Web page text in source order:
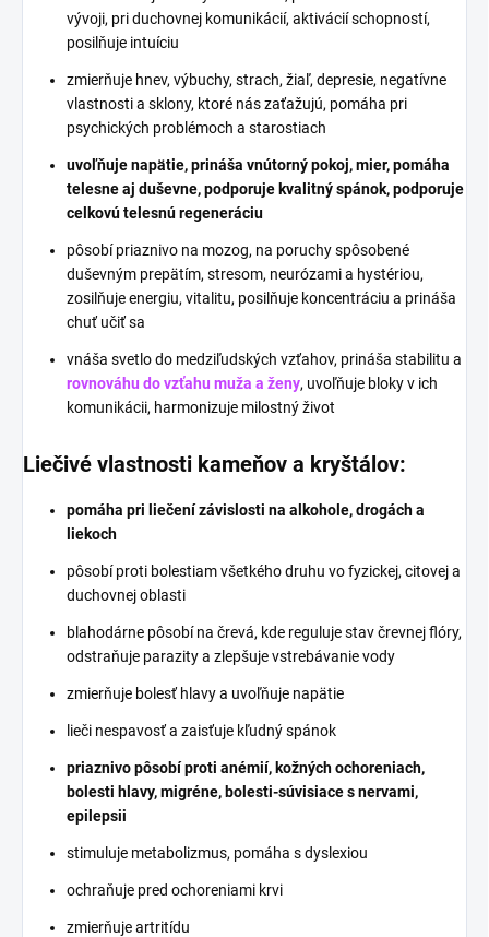
vývoji, pri duchovnej komunikácií, aktivácií schopností,
posilňuje intuíciu
zmierňuje hnev, výbuchy, strach, žiaľ, depresie, negatívne
vlastnosti a sklony, ktoré nás zaťažujú, pomáha pri
psychických problémoch a starostiach
uvoľňuje napätie, prináša vnútorný pokoj, mier, pomáha
telesne aj duševne, podporuje kvalitný spánok, podporuje
celkovú telesnú regeneráciu
pôsobí priaznivo na mozog, na poruchy spôsobené
duševným prepätím, stresom, neurózami a hystériou,
zosilňuje energiu, vitalitu, posilňuje koncentráciu a prináša
chuť učiť sa
vnáša svetlo do medziľudských vzťahov, prináša stabilitu a
rovnováhu do vzťahu muža a ženy, uvoľňuje bloky v ich
komunikácii, harmonizuje milostný život
Liečivé vlastnosti kameňov a kryštálov:
pomáha pri liečení závislosti na alkohole, drogách a
liekoch
pôsobí proti bolestiam všetkého druhu vo fyzickej, citovej a
duchovnej oblasti
blahodárne pôsobí na črevá, kde reguluje stav črevnej flóry,
odstraňuje parazity a zlepšuje vstrebávanie vody
zmierňuje bolesť hlavy a uvoľňuje napätie
lieči nespavosť a zaisťuje kľudný spánok
priaznivo pôsobí proti anémií, kožných ochoreniach,
bolesti hlavy, migréne, bolesti-súvisiace s nervami,
epilepsii
stimuluje metabolizmus, pomáha s dyslexiou
ochraňuje pred ochoreniami krvi
zmierňuje artritídu